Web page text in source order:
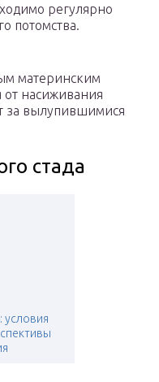
регулярно
потомства.
материнским
от насиживания
за вылупившимися
стада
условия